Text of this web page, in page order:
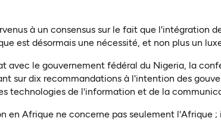
à un consensus sur le fait que l'intégration
est désormais une nécessité, et non plus un
avec le gouvernement fédéral du Nigeria, la
sur dix recommandations à l'intention des
technologies de l'information et de la
en Afrique ne concerne pas seulement l'Afrique